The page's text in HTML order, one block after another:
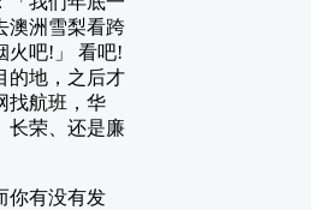
澳洲雪梨看跨
火吧!」 看吧!
的地，之后才
找航班，华
长荣、还是廉
你有没有发